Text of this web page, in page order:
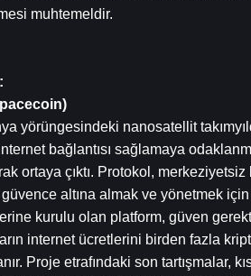
muhtemeldir.
yörüngesindeki nanosatellit
bağlantısı sağlamaya
ortaya çıktı. Protokol, merkeziyetsiz
güvence altına almak ve yönetmek
kurulu olan platform, güven
internet ücretlerini birden fazla
Proje etrafındaki son tartışmalar,